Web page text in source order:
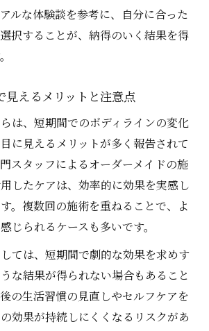
から探る効果的な部分痩身の方法
験談で納得できる痩身法を比較
適な痩身施術を実例で検証する
ルな体験談を参考に、自分に合った
択することが、納得のいく結果を得
見えるメリットと注意点
は、短期間でのボディラインの変化
に見えるメリットが多く報告されて
スタッフによるオーダーメイドの施
したケアは、効率的に効果を実感し
。複数回の施術を重ねることで、よ
じられるケースも多いです。
ては、短期間で劇的な効果を求めす
な結果が得られない場合もあること
の生活習慣の見直しやセルフケアを
効果が持続しにくくなるリスクがあ